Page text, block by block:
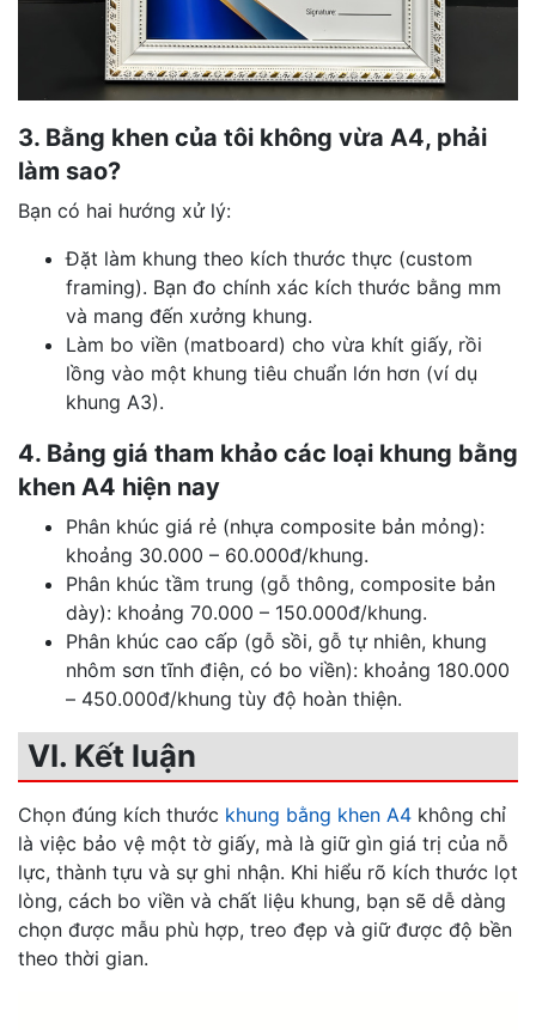
3. Bằng khen của tôi không vừa A4, phải
làm sao?
Bạn có hai hướng xử lý:
Đặt làm khung theo kích thước thực (custom
framing). Bạn đo chính xác kích thước bằng mm
và mang đến xưởng khung.
Làm bo viền (matboard) cho vừa khít giấy, rồi
lồng vào một khung tiêu chuẩn lớn hơn (ví dụ
khung A3).
4. Bảng giá tham khảo các loại khung bằng
khen A4 hiện nay
Phân khúc giá rẻ (nhựa composite bản mỏng):
khoảng 30.000 – 60.000đ/khung.
Phân khúc tầm trung (gỗ thông, composite bản
dày): khoảng 70.000 – 150.000đ/khung.
Phân khúc cao cấp (gỗ sồi, gỗ tự nhiên, khung
nhôm sơn tĩnh điện, có bo viền): khoảng 180.000
– 450.000đ/khung tùy độ hoàn thiện.
VI. Kết luận
Chọn đúng kích thước khung bằng khen A4 không chỉ
là việc bảo vệ một tờ giấy, mà là giữ gìn giá trị của nỗ
lực, thành tựu và sự ghi nhận. Khi hiểu rõ kích thước lọt
lòng, cách bo viền và chất liệu khung, bạn sẽ dễ dàng
chọn được mẫu phù hợp, treo đẹp và giữ được độ bền
theo thời gian.